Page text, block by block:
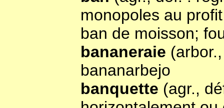
monopoles au
ban de moisson;
bananeraie
bananarbejo
banquette (agr.,